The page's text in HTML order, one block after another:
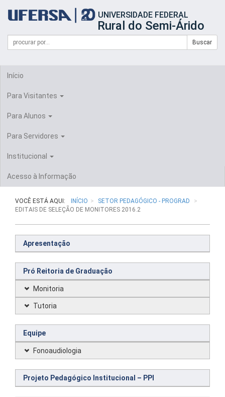
portal
UFERSA
UNIVERSIDADE FEDERAL
Rural do Semi-Árido
Formulário
Busca
Campo
de
Buscar
Início
Para Visitantes
Para Alunos
Para Servidores
Institucional
Acesso à Informação
VOCÊ ESTÁ AQUI: INÍCIO
SETOR PEDAGÓGICO - PROGRAD
EDITAIS DE SELEÇÃO DE MONITORES 2016.2
Apresentação
Pró Reitoria de Graduação
Monitoria
Tutoria
Equipe
Fonoaudiologia
Projeto Pedagógico Institucional – PPI